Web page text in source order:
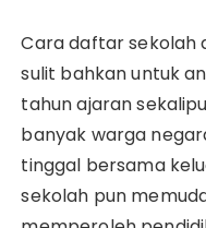
Cara daftar sekolah
sulit bahkan untuk
tahun ajaran
banyak warga
tinggal bersama
sekolah pun